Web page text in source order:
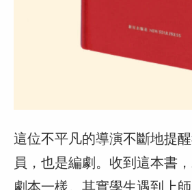
這位不平凡的導演不斷地提
員，也是編劇。收到這本書
劇本一樣。其實學生遇到上